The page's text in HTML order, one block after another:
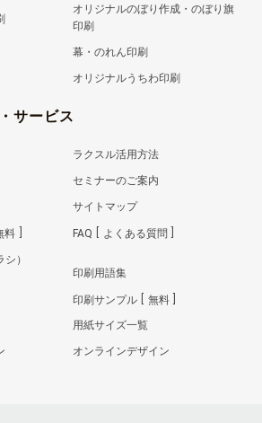
オリジナルのぼり作成・のぼり旗
印刷
幕・のれん印刷
オリジナルうちわ印刷
サービス
料
）
ラクスル活用方法
セミナーのご案内
サイトマップ
FAQ よくある質問
印刷用語集
印刷サンプル 無料
用紙サイズ一覧
オンラインデザイン